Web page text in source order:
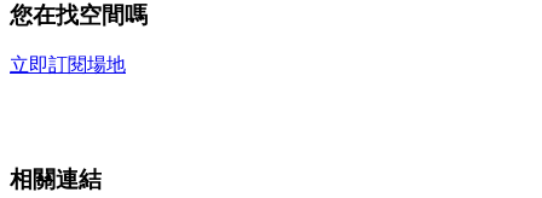
您在找空間嗎
立即訂閱場地
相關連結